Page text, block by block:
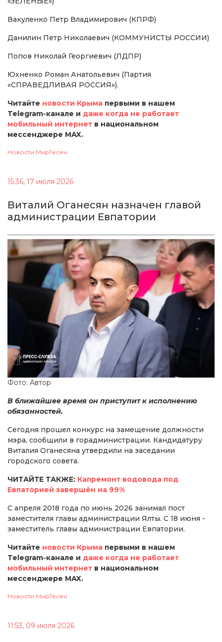
Вакуленко Петр Владимирович (КПРФ)
Данилин Петр Николаевич (КОММУНИСТЫ РОССИИ)
Попов Николай Георгиевич (ЛДПР)
Юхненко Роман Анатольевич (Партия
«СПРАВЕДЛИВАЯ РОССИЯ»).
Читайте новости Крыма первыми в нашем
Telegram-канале и даже когда не работает
мобильный интернет в национальном
мессенджере MAX.
Новости МирТесен
15:36, 17 июля 2026
Виталий Оганесян назначен главой
администрации Евпатории
Фото: Автор
В ближайшее время он приступит к исполнению
обязанностей.
Сегодня прошел конкурс на замещение должности
мэра, сообщили в горадминистрации. Кандидатуру
Виталия Оганесяна утвердили на заседании
городского совета.
ЧИТАЙТЕ ТАКЖЕ: Капремонт водовода под
Евпаторией завершён на 99%
С апреля 2018 года по июнь 2026 занимал пост
заместителя главы администрации Ялты. С 18 июня -
заместитель главы администрации Евпатории.
Читайте новости Крыма первыми в нашем
Telegram-канале и даже когда не работает
мобильный интернет в национальном
мессенджере MAX.
Новости МирТесен
11:53, 09 июля 2026